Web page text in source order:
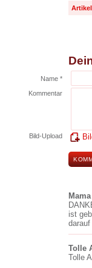
Name *
Kommentar
Bild-Upload
Mama
ist
Tolle
Tolle